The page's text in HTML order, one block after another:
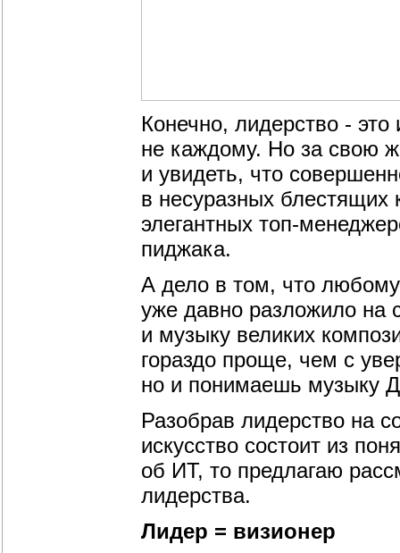
Конечно, лидерство -
не каждому. Но за свою
и увидеть, что
в несуразных
элегантных топ-
пиджака.
А дело в том, что любому
уже давно разложило на
и музыку великих
гораздо проще, чем с
но и понимаешь музыку
Разобрав лидерство на
искусство состоит из
об ИТ, то предлагаю
лидерства.
Лидер = визионер